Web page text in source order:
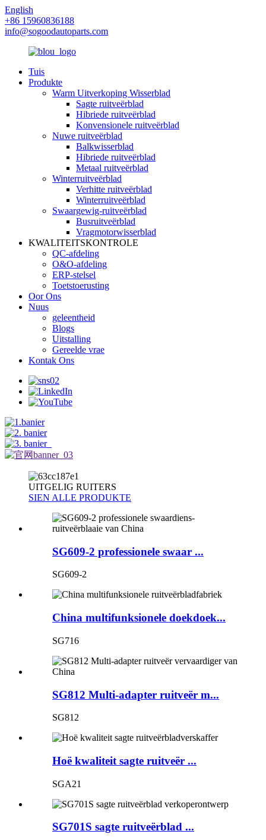
English
+86 15960836188
info@sogoodautoparts.com
Tuis
Produkte
Warm Uitverkoping Wisserblad
Sagte ruitveërblad
Hibriede ruitveërblad
Konvensionele ruitveërblad
Nuwe ruitveërblad
Balkwisserblad
Hibriede ruitveërblad
Metaal ruitveërblad
Winterruitveërblad
Verhitte ruitveërblad
Winterruitveërblad
Swaargewig-ruitveërblad
Busruitveërblad
Vragmotorwisserblad
KWALITEITSKONTROLE
QC-afdeling
O&O-afdeling
ERP-stelsel
Toetstoerusting
Oor Ons
Nuus
geleentheid
Blogs
Uitstalling
Gereelde vrae
Kontak Ons
UITGELIG RUITERS
SIEN ALLE PRODUKTE
SG609-2 professionele swaar ...
SG609-2
China multifunksionele doekdoek...
SG716
SG812 Multi-adapter ruitveër m...
SG812
Hoë kwaliteit sagte ruitveër ...
SGA21
SG701S sagte ruitveërblad ...